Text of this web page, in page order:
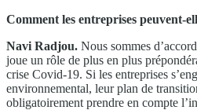
Comment les entreprises peuvent-
Navi Radjou. Nous sommes
joue un rôle de plus en plus
crise Covid-19. Si les entreprises
environnemental, leur plan de
obligatoirement prendre en compte